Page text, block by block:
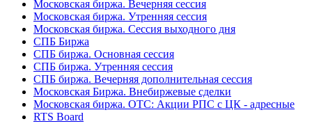
Московская биржа. Вечерняя сессия
Московская биржа. Утренняя сессия
Московская биржа. Сессия выходного дня
СПБ Биржа
СПБ биржа. Основная сессия
СПБ биржа. Утренняя сессия
СПБ биржа. Вечерняя дополнительная сессия
Московская Биржа. Внебиржевые сделки
Московская биржа. OTC: Акции РПС с ЦК - адресные
RTS Board